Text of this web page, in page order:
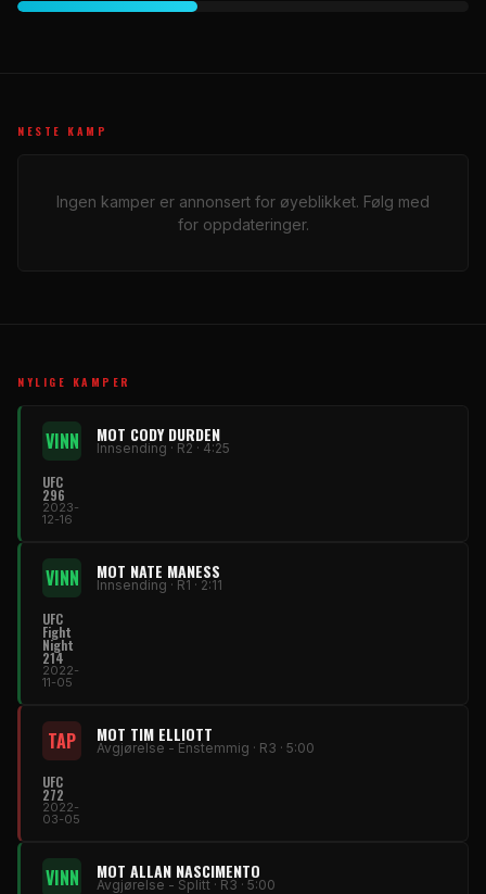
NESTE KAMP
Ingen kamper er annonsert for øyeblikket. Følg med
for oppdateringer.
NYLIGE KAMPER
VINN MOT CODY DURDEN
Innsending · R2 · 4:25
UFC
296
2023-
12-16
VINN MOT NATE MANESS
Innsending · R1 · 2:11
UFC
Fight
Night
214
2022-
11-05
TAP MOT TIM ELLIOTT
Avgjørelse - Enstemmig · R3 · 5:00
UFC
272
2022-
03-05
VINN MOT ALLAN NASCIMENTO
Avgjørelse - Splitt · R3 · 5:00